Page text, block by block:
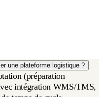
une plateforme logistique ?
(préparation
intégration WMS/TMS,